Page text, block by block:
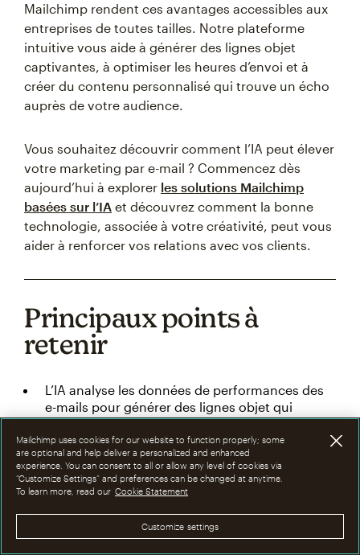
Mailchimp rendent ces avantages accessibles aux
entreprises de toutes tailles. Notre plateforme
intuitive vous aide à générer des lignes objet
captivantes, à optimiser les heures d’envoi et à
créer du contenu personnalisé qui trouve un écho
auprès de votre audience.
Vous souhaitez découvrir comment l’IA peut élever
votre marketing par e-mail ? Commencez dès
aujourd’hui à explorer les solutions Mailchimp
basées sur l’IA et découvrez comment la bonne
technologie, associée à votre créativité, peut vous
aider à renforcer vos relations avec vos clients.
Principaux points à
retenir
L’IA analyse les données de performances des
e-mails pour générer des lignes objet qui
augmentent les taux d’ouverture et
l’engagement sans s’appuyer sur des
suppositions.
La personnalisation grâce à l’IA permet
d’obtenir des lignes objet plus pertinentes,
adaptées à des segments d’audience, des
comportements et des préférences
spécifiques.
Mailchimp uses cookies for our website to function properly; some
are optional and help deliver a personalized and enhanced
experience. You can consent to all or allow any level of cookies via
“Customize Settings” and preferences can be changed at anytime.
To learn more, read our Cookie Statement
Customize settings